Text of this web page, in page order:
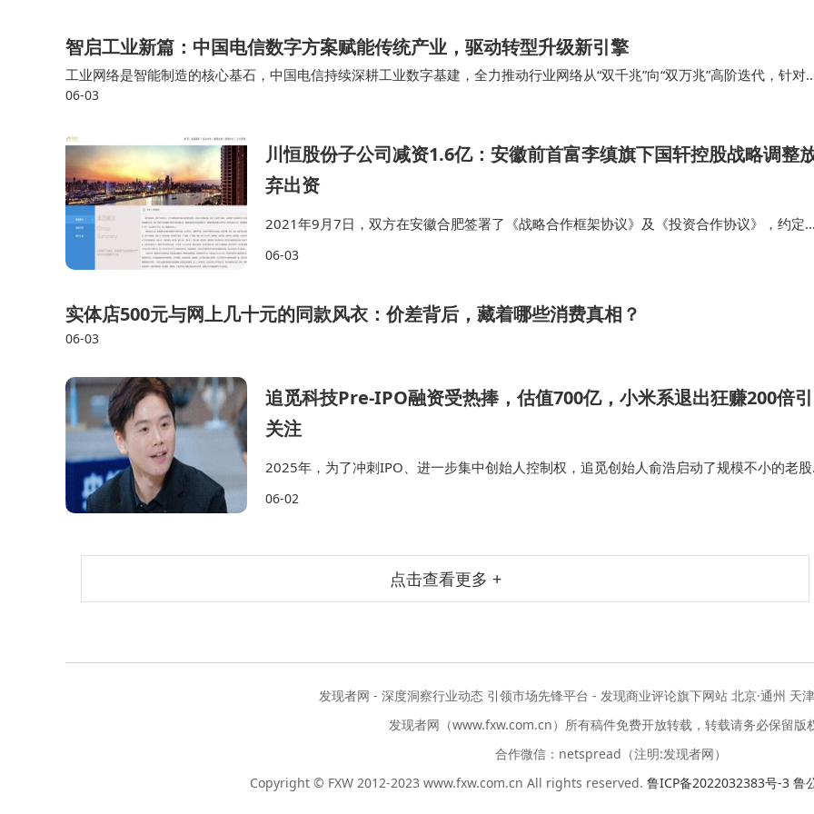
智启工业新篇：中国电信数字方案赋能传统产业，驱动转型升级新引擎
工业网络是智能制造的核心基石，中国电信持续深耕工业数字基建，全力推动行业网络从“双千兆”向“双万兆”高阶迭代，针对
类工业场景打造定制化专网解决方案，持续夯实制造业转型底层底座，在全国范围内落地一批标杆性…
06-03
川恒股份子公司减资1.6亿：安徽前首富李缜旗下国轩控股战略调整
弃出资
2021年9月7日，双方在安徽合肥签署了《战略合作框架协议》及《投资合作协议》，约定共
同投资组建合资公司，依托川恒股份的资源和技术优势以及国轩控股的市场需求基础，规划建
06-03
实体店500元与网上几十元的同款风衣：价差背后，藏着哪些消费真相？
06-03
追觅科技Pre-IPO融资受热捧，估值700亿，小米系退出狂赚200倍引
关注
2025年，为了冲刺IPO、进一步集中创始人控制权，追觅创始人俞浩启动了规模不小的老股
回购动作，总耗资接近50亿元，其中支付给小米系的退出资金就达到28亿元，小米也在本次
06-02
点击查看更多 +
发现者网 - 深度洞察行业动态 引领市场先锋平台 - 发现商业评论旗下网站 北京·通州 天
发现者网（www.fxw.com.cn）所有稿件免费开放转载，转载请务必保留版
合作微信：netspread（注明:发现者网）
Copyright © FXW 2012-2023 www.fxw.com.cn All rights reserved. 鲁ICP备2022032383号-3 鲁